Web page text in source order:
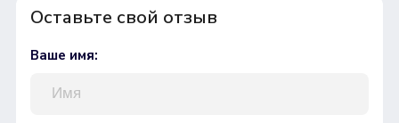
Оставьте свой отзыв
Ваше имя: